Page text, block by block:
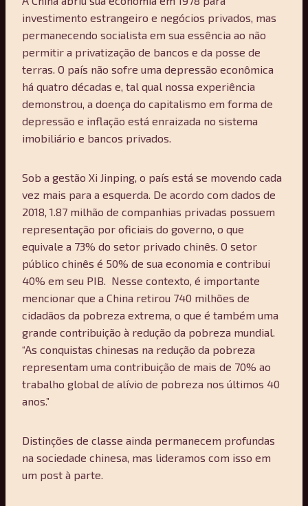
investimento estrangeiro e negócios privados, mas
permanecendo socialista em sua essência ao não
permitir a privatização de bancos e da posse de
terras. O país não sofre uma depressão econômica
há quatro décadas e, tal qual nossa experiência
demonstrou, a doença do capitalismo em forma de
depressão e inflação está enraizada no sistema
imobiliário e bancos privados.
Sob a gestão Xi Jinping, o país está se movendo cada
vez mais para a esquerda. De acordo com dados de
2018, 1.87 milhão de companhias privadas possuem
representação por oficiais do governo, o que
equivale a 73% do setor privado chinês. O setor
público chinês é 50% de sua economia e contribui
40% em seu PIB. Nesse contexto, é importante
mencionar que a China retirou 740 milhões de
cidadãos da pobreza extrema, o que é também uma
grande contribuição à redução da pobreza mundial.
“As conquistas chinesas na redução da pobreza
representam uma contribuição de mais de 70% ao
trabalho global de alívio de pobreza nos últimos 40
anos.”
Distinções de classe ainda permanecem profundas
na sociedade chinesa, mas lideramos com isso em
um post à parte.